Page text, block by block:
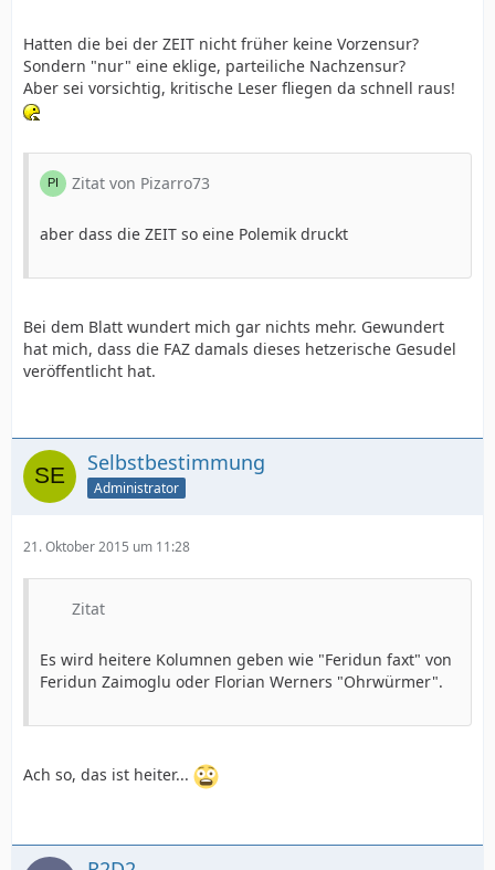
Hatten die bei der ZEIT nicht früher keine Vorzensur?
Sondern "nur" eine eklige, parteiliche Nachzensur?
Aber sei vorsichtig, kritische Leser fliegen da schnell raus!
Zitat von Pizarro73
aber dass die ZEIT so eine Polemik druckt
Bei dem Blatt wundert mich gar nichts mehr. Gewundert
hat mich, dass die FAZ damals dieses hetzerische Gesudel
veröffentlicht hat.
Selbstbestimmung
Administrator
21. Oktober 2015 um 11:28
Zitat
Es wird heitere Kolumnen geben wie "Feridun faxt" von
Feridun Zaimoglu oder Florian Werners "Ohrwürmer".
Ach so, das ist heiter...